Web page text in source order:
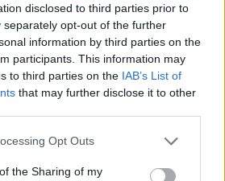
disclosed to third parties prior to
separately opt-out of the further
information by third parties on the
participants. This information may
to third parties on the IAB’s List of
that may further disclose it to other
app uses one or more Google
or usage behaviour. You may click to
Opt Outs
the Sharing of my